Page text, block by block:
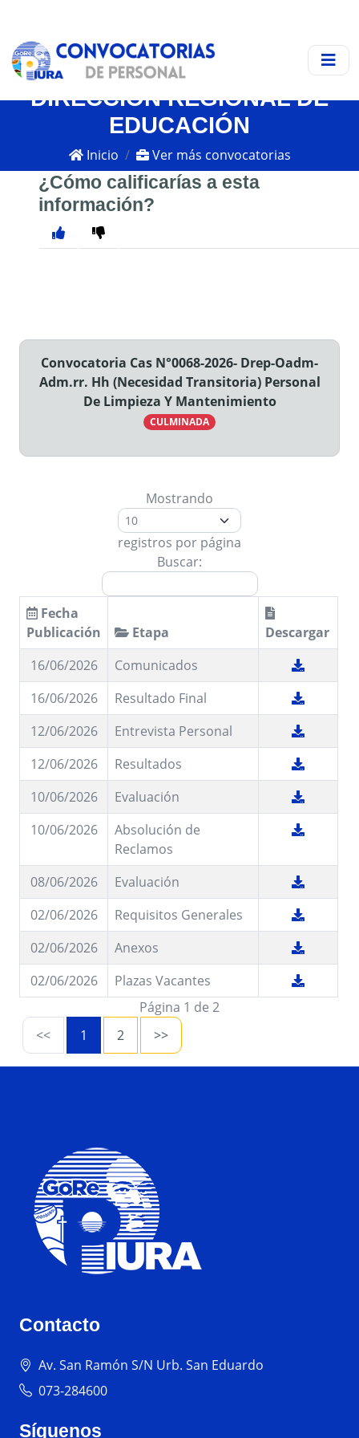
DIRECCIÓN REGIONAL DE
EDUCACIÓN
Inicio Ver más convocatorias
¿Cómo calificarías a esta
información?
Convocatoria Cas N°0068-2026- Drep-Oadm-
Adm.rr. Hh (Necesidad Transitoria) Personal
De Limpieza Y Mantenimiento
CULMINADA
Mostrando
registros por página
Buscar:
Fecha
Publicación
Etapa
Descargar
16/06/2026
Comunicados
16/06/2026
Resultado Final
12/06/2026
Entrevista Personal
12/06/2026
Resultados
10/06/2026
Evaluación
10/06/2026
Absolución de
Reclamos
08/06/2026
Evaluación
02/06/2026
Requisitos Generales
02/06/2026
Anexos
02/06/2026
Plazas Vacantes
Página 1 de 2
<<
1 2 >>
Contacto
Av. San Ramón S/N Urb. San Eduardo
073-284600
Síguenos